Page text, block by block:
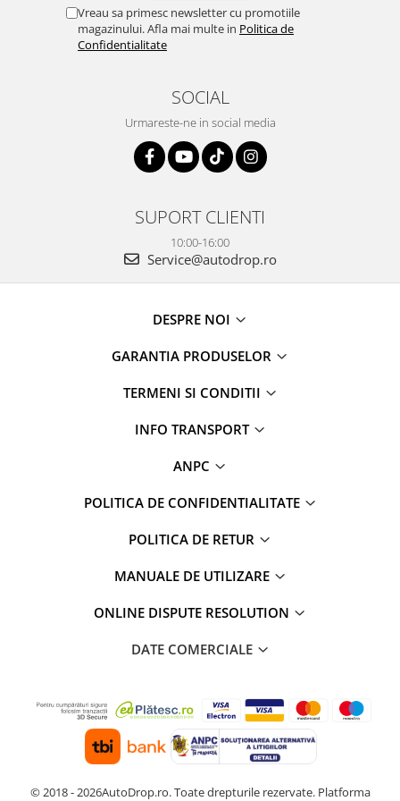
Rame adaptoare Dacia
Rame adaptoare Audi
Rame adaptoare Seat
Rame adaptoare Renault
Rame adaptoare Volvo
Rame adaptoare Honda
Rame adaptoare Daihatsu
Rame adaptoare Kia
Rame adaptoare Alfa Romeo
Rame adaptoare Nissan
Rame adaptoare Chevrolet
Rame adaptoare Mitsubishi
Rame adaptoare Jeep
Vreau sa primesc newsletter cu promotiile
magazinului. Afla mai multe in Politica de
Confidentialitate
SOCIAL
Urmareste-ne in social media
SUPORT CLIENTI
10:00-16:00
Service@autodrop.ro
DESPRE NOI
GARANTIA PRODUSELOR
TERMENI SI CONDITII
INFO TRANSPORT
ANPC
POLITICA DE CONFIDENTIALITATE
POLITICA DE RETUR
MANUALE DE UTILIZARE
ONLINE DISPUTE RESOLUTION
DATE COMERCIALE
© 2018 - 2026AutoDrop.ro. Toate drepturile rezervate. Platforma